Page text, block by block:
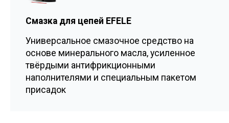
Смазка для цепей EFELE
Универсальное смазочное средство на
основе минерального масла, усиленное
твёрдыми антифрикционными
наполнителями и специальным пакетом
присадок